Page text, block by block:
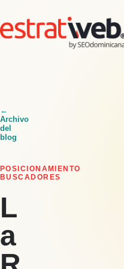
←
Archivo
del
blog
POSICIONAMIENTO
BUSCADORES
L
a